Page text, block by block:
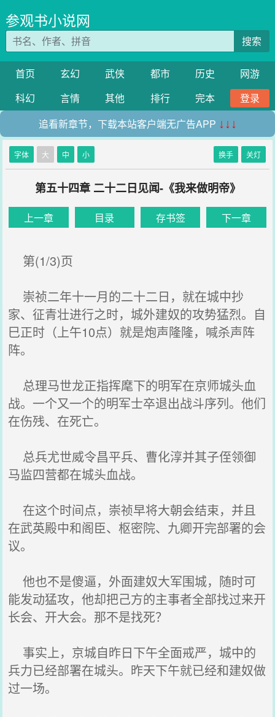
参观书小说网
搜索
首页 玄幻 武侠 都市 历史
网游
科幻
言情 其他 排行 完本
登录
追看新章节，下载本站客户端无广告APP ↓↓↓
字体 大 中 小 换手 关灯
第五十四章 二十二日见闻-《我来做明帝》
上一章 目录 存书签 下一章
第(1/3)页
崇祯二年十一月的二十二日，就在城中抄
家、征青壮进行之时，城外建奴的攻势猛烈。自
巳正时（上午10点）就是炮声隆隆，喊杀声阵
阵。
总理马世龙正指挥麾下的明军在京师城头血
战。一个又一个的明军士卒退出战斗序列。他们
在伤残、在死亡。
总兵尤世威令昌平兵、曹化淳并其子侄领御
马监四营都在城头血战。
在这个时间点，崇祯早将大朝会结束，并且
在武英殿中和阁臣、枢密院、九卿开完部署的会
议。
他也不是傻逼，外面建奴大军围城，随时可
能发动猛攻，他却把己方的主事者全部找过来开
长会、开大会。那不是找死？
事实上，京城自昨日下午全面戒严，城中的
兵力已经部署在城头。昨天下午就已经和建奴做
过一场。